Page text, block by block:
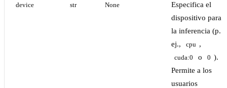
device str None
Especifica el
dispositivo para
la inferencia (p.
ej.,
cpu ,
cuda:0 o 0 ).
Permite a los
usuarios